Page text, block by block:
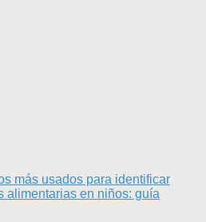
más usados para identificar
alimentarias en niños: guía